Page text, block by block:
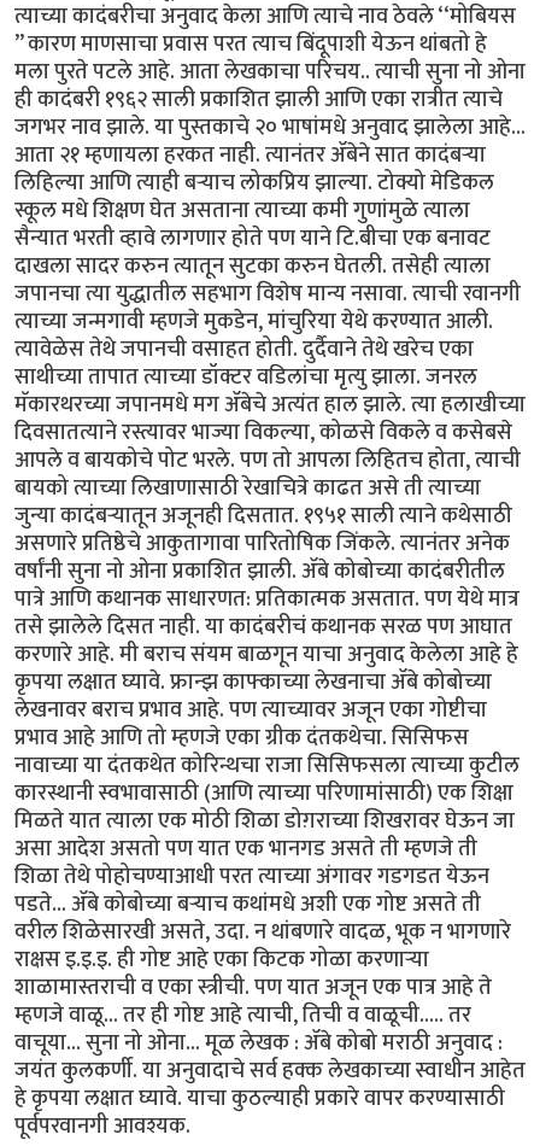
त्याच्या कादंबरीचा अनुवाद केला आणि त्याचे नाव ठेवले ‘‘मोबियस
’’ कारण माणसाचा प्रवास परत त्याच बिंदूपाशी येऊन थांबतो हे
मला पुरते पटले आहे. आता लेखकाचा परिचय.. त्याची सुना नो ओना
ही कादंबरी १९६२ साली प्रकाशित झाली आणि एका रात्रीत त्याचे
जगभर नाव झाले. या पुस्तकाचे २० भाषांमधे अनुवाद झालेला आहे...
आता २१ म्हणायला हरकत नाही. त्यानंतर ॲबेने सात कादंबऱ्या
लिहिल्या आणि त्याही बऱ्याच लोकप्रिय झाल्या. टोक्यो मेडिकल
स्कूल मधे शिक्षण घेत असताना त्याच्या कमी गुणांमुळे त्याला
सैन्यात भरती व्हावे लागणार होते पण याने टि.बीचा एक बनावट
दाखला सादर करुन त्यातून सुटका करुन घेतली. तसेही त्याला
जपानचा त्या युद्धातील सहभाग विशेष मान्य नसावा. त्याची रवानगी
त्याच्या जन्मगावी म्हणजे मुकडेन, मांचुरिया येथे करण्यात आली.
त्यावेळेस तेथे जपानची वसाहत होती. दुर्दैवाने तेथे खरेच एका
साथीच्या तापात त्याच्या डॉक्टर वडिलांचा मृत्यु झाला. जनरल
मॅकारथरच्या जपानमधे मग ॲबेचे अत्यंत हाल झाले. त्या हलाखीच्या
दिवसातत्याने रस्त्यावर भाज्या विकल्या, कोळसे विकले व कसेबसे
आपले व बायकोचे पोट भरले. पण तो आपला लिहितच होता, त्याची
बायको त्याच्या लिखाणासाठी रेखाचित्रे काढत असे ती त्याच्या
जुन्या कादंबऱ्यातून अजूनही दिसतात. १९५१ साली त्याने कथेसाठी
असणारे प्रतिष्ठेचे आकुतागावा पारितोषिक जिंकले. त्यानंतर अनेक
वर्षांनी सुना नो ओना प्रकाशित झाली. ॲबे कोबोच्या कादंबरीतील
पात्रे आणि कथानक साधारणत: प्रतिकात्मक असतात. पण येथे मात्र
तसे झालेले दिसत नाही. या कादंबरीचं कथानक सरळ पण आघात
करणारे आहे. मी बराच संयम बाळगून याचा अनुवाद केलेला आहे हे
कृपया लक्षात घ्यावे. फ्रान्झ काफ्काच्या लेखनाचा ॲबे कोबोच्या
लेखनावर बराच प्रभाव आहे. पण त्याच्यावर अजून एका गोष्टीचा
प्रभाव आहे आणि तो म्हणजे एका ग्रीक दंतकथेचा. सिसिफस
नावाच्या या दंतकथेत कोरिन्थचा राजा सिसिफसला त्याच्या कुटील
कारस्थानी स्वभावासाठी (आणि त्याच्या परिणामांसाठी) एक शिक्षा
मिळते यात त्याला एक मोठी शिळा डोग़राच्या शिखरावर घेऊन जा
असा आदेश असतो पण यात एक भानगड असते ती म्हणजे ती
शिळा तेथे पोहोचण्याआधी परत त्याच्या अंगावर गडगडत येऊन
पडते... ॲबे कोबोच्या बऱ्याच कथांमधे अशी एक गोष्ट असते ती
वरील शिळेसारखी असते, उदा. न थांबणारे वादळ, भूक न भागणारे
राक्षस इ.इ.इ. ही गोष्ट आहे एका किटक गोळा करणाऱ्या
शाळामास्तराची व एका स्त्रीची. पण यात अजून एक पात्र आहे ते
म्हणजे वाळू... तर ही गोष्ट आहे त्याची, तिची व वाळूची..... तर
वाचूया... सुना नो ओना... मूळ लेखक : ॲबे कोबो मराठी अनुवाद :
जयंत कुलकर्णी. या अनुवादाचे सर्व हक्क लेखकाच्या स्वाधीन आहेत
हे कृपया लक्षात घ्यावे. याचा कुठल्याही प्रकारे वापर करण्यासाठी
पूर्वपरवानगी आवश्यक.